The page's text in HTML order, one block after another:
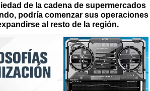
de la cadena de supermercados
podría comenzar sus operaciones
al resto de la región.